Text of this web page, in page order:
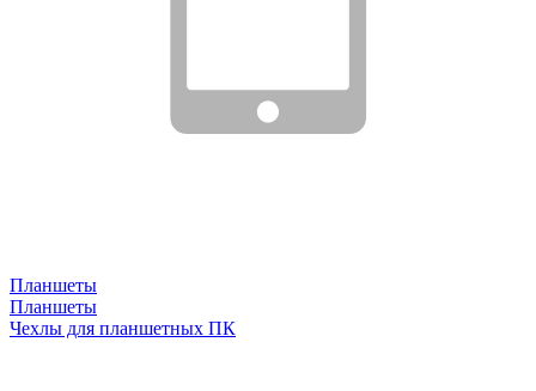
Планшеты
Планшеты
Чехлы для планшетных ПК